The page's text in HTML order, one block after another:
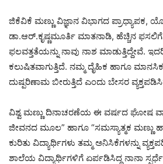
ಜಿಕೆವಿಕೆ ಮಣ್ಣು ವಿಜ್ಞಾನ ವಿಭಾಗದ ಪ್ರಾಧ್ಯಾಪಕ,
ಡಾ.ಆರ್.ಕೃಷ್ಣಮೂರ್ತಿ ಮಾತನಾಡಿ, ಹೆಚ್ಚಿನ
ಫಲವತ್ತತೆಯನ್ನು ನಾವು ನಾಶ ಮಾಡುತ್ತಿದ್ದೇವೆ.
ಕಲುಷಿತವಾಗುತ್ತಿದೆ. ನಮ್ಮ ದೈಹಿಕ ಹಾಗೂ
ದುಷ್ಪರಿಣಾಮ ಬೀರುತ್ತಿದೆ ಎಂದು ಬೇಸರ
ವಿಶ್ವ ಮಣ್ಣು ದಿನಾಚರಣೆಯ ಈ ವರ್ಷದ ಘೋಷ
ಜೀವನದ ಮೂಲ” ಹಾಗೂ “ಸಮಸ್ಯಾತ್ಮಕ ಮಣ್ಣು
ಕುರಿತು ವಿದ್ಯಾರ್ಥಿಗಳು ತಮ್ಮ ಅನಿಸಿಕೆಗಳನ್ನು
ಶಾಲೆಯ ವಿದ್ಯಾರ್ಥಿಗಳಿಗೆ ಏರ್ಪಡಿಸಿದ್ದ ನಾನಾ